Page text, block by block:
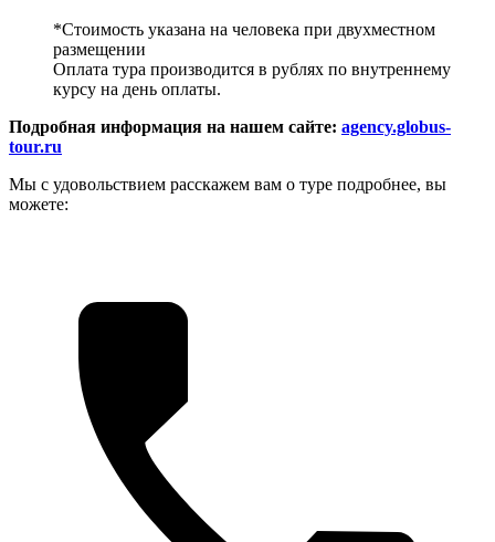
*Стоимость указана на человека при двухместном
размещении
Оплата тура производится в рублях по внутреннему
курсу на день оплаты.
Подробная информация на нашем сайте: agency.globus-
tour.ru
Мы с удовольствием расскажем вам о туре подробнее, вы
можете: